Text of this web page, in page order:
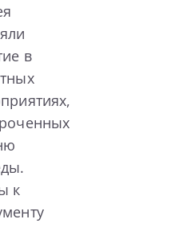
в
к